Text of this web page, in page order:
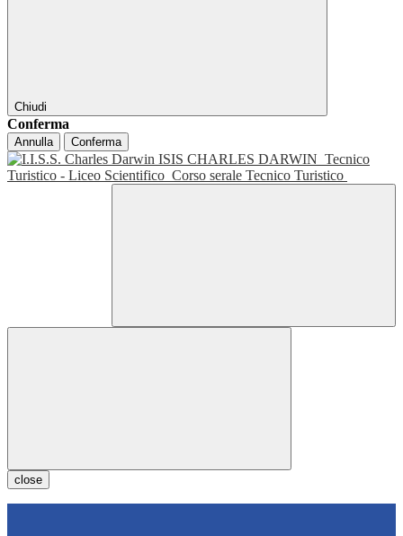
Chiudi
Conferma
Annulla Conferma
ISIS CHARLES DARWIN Tecnico
Turistico - Liceo Scientifico Corso serale Tecnico Turistico
close